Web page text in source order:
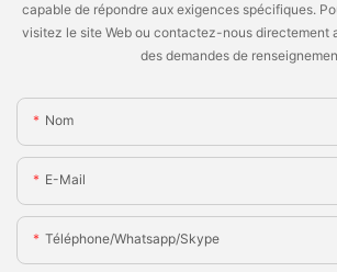
capable de répondre aux exigences spécifiques.
visitez le site Web ou contactez-nous directement
des demandes de
Nom
E-Mail
Téléphone/Whatsapp/Skype